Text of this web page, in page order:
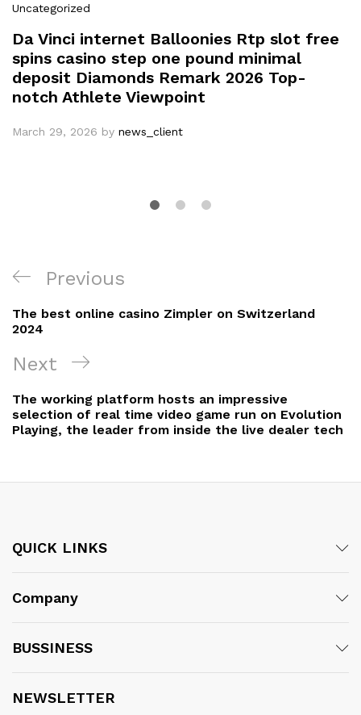
Uncategorized
Da Vinci internet Balloonies Rtp slot free
spins casino step one pound minimal
deposit Diamonds Remark 2026 Top-
notch Athlete Viewpoint
March 29, 2026 by news_client
Post
navigation
Previous
Post
Previous
The best online casino Zimpler on Switzerland
2024
Next
Post
Next
The working platform hosts an impressive
selection of real time video game run on Evolution
Playing, the leader from inside the live dealer tech
QUICK LINKS
Company
BUSSINESS
NEWSLETTER